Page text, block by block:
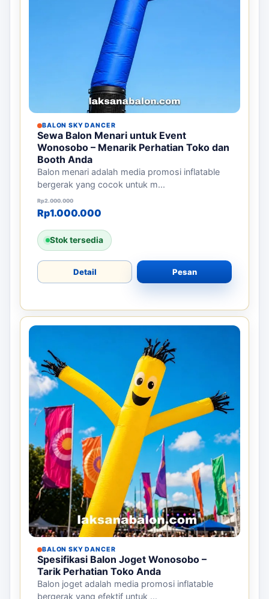
BALON SKY DANCER
Sewa Balon Menari untuk Event
Wonosobo – Menarik Perhatian Toko dan
Booth Anda
Balon menari adalah media promosi inflatable
bergerak yang cocok untuk m...
Rp2.000.000
Harga aslinya adalah: Rp2.000.000.
Rp1.000.000
Harga saat ini adalah: Rp1.000.000.
Stok tersedia
Detail Pesan
BALON SKY DANCER
Spesifikasi Balon Joget Wonosobo –
Tarik Perhatian Toko Anda
Balon joget adalah media promosi inflatable
bergerak yang efektif untuk ...